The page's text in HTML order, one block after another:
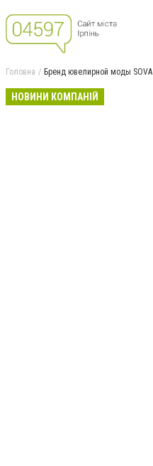
Головна Бренд ювелирной моды
НОВИНИ КОМПАНІЙ